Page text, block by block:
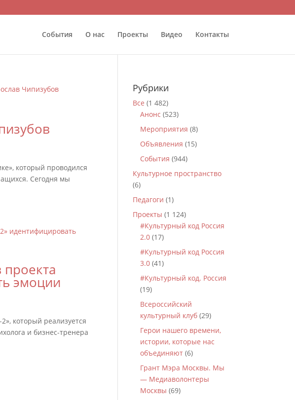
События О нас Проекты Видео Контакты
который проводился
Сегодня мы
эмоции
который реализуется
и бизнес-тренера
Рубрики
Все (1 482)
Анонс (523)
Мероприятия (8)
Объявления (15)
События (944)
Культурное пространство
(6)
Педагоги (1)
Проекты (1 124)
#Культурный код Россия
2.0 (17)
#Культурный код Россия
3.0 (41)
#Культурный код. Россия
(19)
Всероссийский
культурный клуб (29)
Герои нашего времени,
истории, которые нас
объединяют (6)
Грант Мэра Москвы. Мы
— Медиаволонтеры
Москвы (69)